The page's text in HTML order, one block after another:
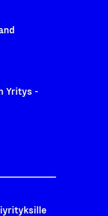
Yritys -